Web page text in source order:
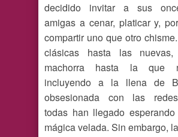
decidido invitar a sus
amigas a cenar, platicar y,
compartir uno que otro
clásicas hasta las
machorra hasta la que
incluyendo a la llena de
obsesionada con las
todas han llegado
mágica velada. Sin embargo,